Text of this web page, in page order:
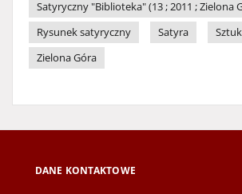
Satyryczny "Biblioteka" (13 ; 2011 ; Zielona
Rysunek satyryczny
Satyra
Zielona Góra
DANE KONTAKTOWE